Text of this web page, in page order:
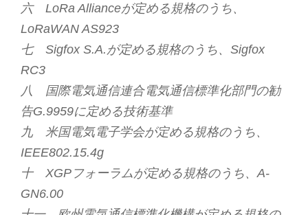
六 LoRa Allianceが定める規格のうち、
LoRaWAN AS923
七 Sigfox S.A.が定める規格のうち、Sigfox
RC3
八 国際電気通信連合電気通信標準化部門の勧
告G.9959に定める技術基準
九 米国電気電子学会が定める規格のうち、
IEEE802.15.4g
十 XGPフォーラムが定める規格のうち、A-
GN6.00